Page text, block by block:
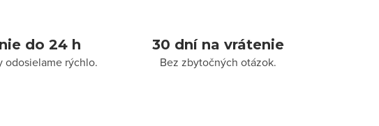
do 24 h
odosielame rýchlo.
30 dní na vrátenie
Bez zbytočných otázok.